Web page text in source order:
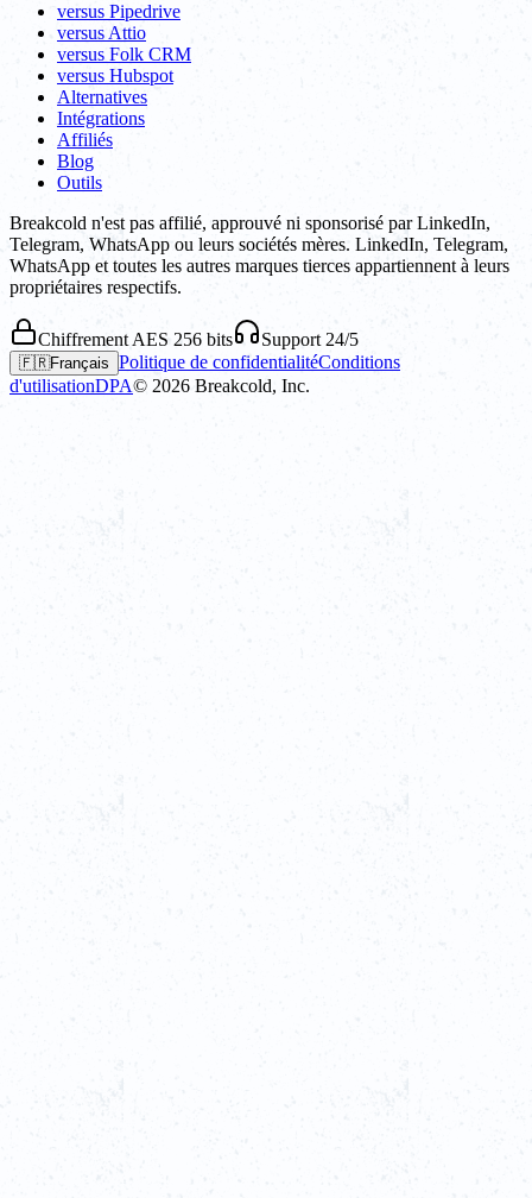
versus Pipedrive
versus Attio
versus Folk CRM
versus Hubspot
Alternatives
Intégrations
Affiliés
Blog
Outils
Breakcold n'est pas affilié, approuvé ni sponsorisé par LinkedIn,
Telegram, WhatsApp ou leurs sociétés mères. LinkedIn, Telegram,
WhatsApp et toutes les autres marques tierces appartiennent à leurs
propriétaires respectifs.
Chiffrement AES 256 bits Support 24/5
🇫🇷Français Politique de confidentialitéConditions
d'utilisationDPA© 2026 Breakcold, Inc.